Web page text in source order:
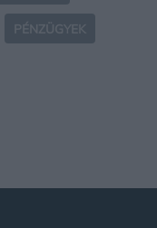
PÉNZÜGYEK